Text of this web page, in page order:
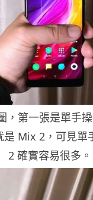
，第一張是單手
是 Mix 2，可見單
2 確實容易很多。